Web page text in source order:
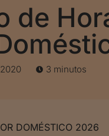
de
3 minutos
DOMÉSTICO 2026